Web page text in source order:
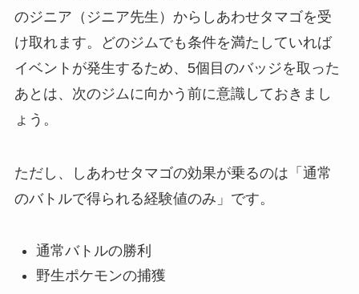
のジニア（ジニア先生）からしあわせタマゴを受
け取れます。どのジムでも条件を満たしていれば
イベントが発生するため、5個目のバッジを取った
あとは、次のジムに向かう前に意識しておきまし
ょう。
ただし、しあわせタマゴの効果が乗るのは「通常
のバトルで得られる経験値のみ」です。
通常バトルの勝利
野生ポケモンの捕獲